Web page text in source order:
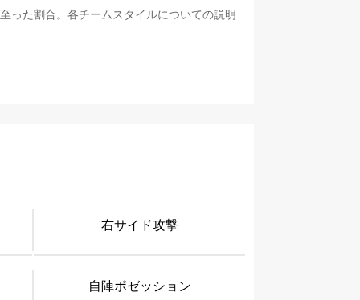
った割合。各チームスタイルについての説明
右サイド攻撃
自陣ポゼッション